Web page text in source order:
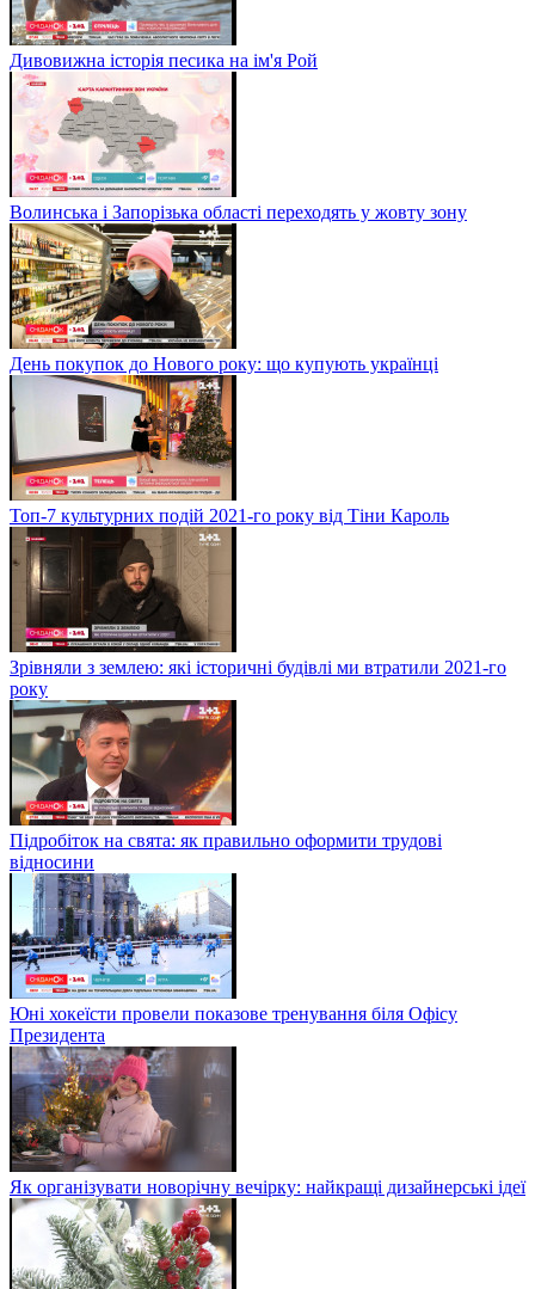
Дивовижна історія песика на ім'я Рой
Волинська і Запорізька області переходять у жовту зону
День покупок до Нового року: що купують українці
Топ-7 культурних подій 2021-го року від Тіни Кароль
Зрівняли з землею: які історичні будівлі ми втратили 2021-го
року
Підробіток на свята: як правильно оформити трудові
відносини
Юні хокеїсти провели показове тренування біля Офісу
Президента
Як організувати новорічну вечірку: найкращі дизайнерські ідеї